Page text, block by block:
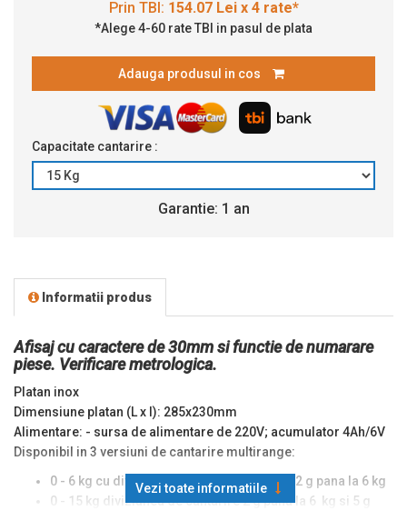
*Alege 4-60 rate TBI in pasul de plata
Adauga produsul in cos
Capacitate cantarire :
Garantie: 1 an
Informatii produs
Afisaj cu caractere de 30mm si functie de numarare
piese. Verificare metrologica.
Platan inox
Dimensiune platan (L x l): 285x230mm
Alimentare: - sursa de alimentare de 220V; acumulator 4Ah/6V
Disponibil in 3 versiuni de cantarire multirange:
0 - 6 kg cu diviziune de 1 g pana la 3 kg si 2 g pana la 6 kg
0 - 15 kg diviziunea de cantarire 2 g pana la 6 kg si 5 g
Vezi toate informatiile